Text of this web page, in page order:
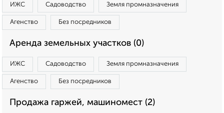
ИЖС Садоводство Земля промназначения
Агенство Без посредников
Аренда земельных участков (0)
ИЖС Садоводство Земля промназначения
Агенство Без посредников
Продажа гаржей, машиномест (2)